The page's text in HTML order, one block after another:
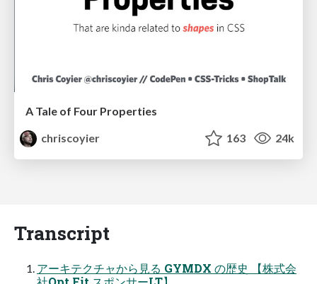
A Tale of Four Properties
chriscoyier
163 24k
Transcript
アーキテクチャから見る GYMDX の歴史 【株式会